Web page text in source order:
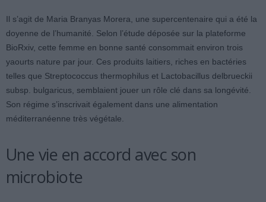
Il s’agit de Maria Branyas Morera, une supercentenaire qui a été la
doyenne de l’humanité. Selon l’étude déposée sur la plateforme
BioRxiv, cette femme en bonne santé consommait environ trois
yaourts nature par jour. Ces produits laitiers, riches en bactéries
telles que Streptococcus thermophilus et Lactobacillus delbrueckii
subsp. bulgaricus, semblaient jouer un rôle clé dans sa longévité.
Son régime s’inscrivait également dans une alimentation
méditerranéenne très végétale.
Une vie en accord avec son
microbiote